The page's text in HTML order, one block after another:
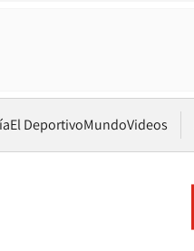
El DeportivoMundoVideos